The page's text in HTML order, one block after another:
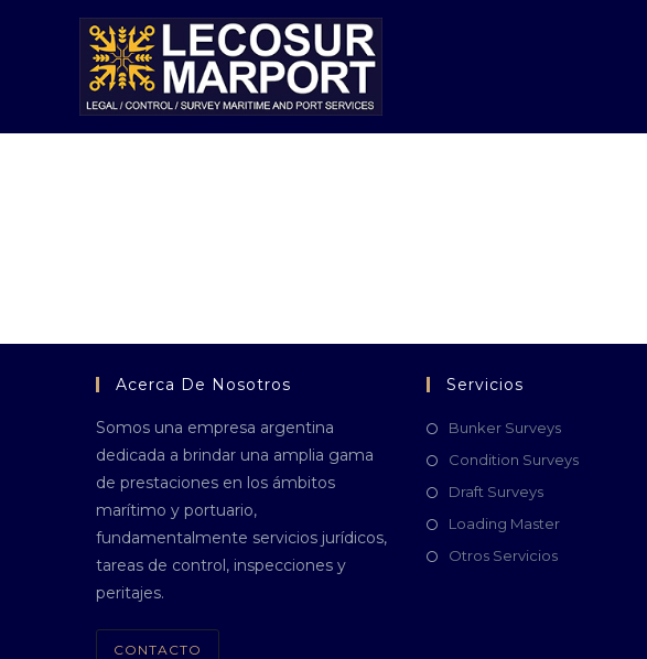
Acerca De Nosotros
Somos una empresa argentina
dedicada a brindar una amplia gama
de prestaciones en los ámbitos
marítimo y portuario,
fundamentalmente servicios jurídicos,
tareas de control, inspecciones y
peritajes.
CONTACTO
Servicios
Bunker Surveys
Condition Surveys
Draft Surveys
Loading Master
Otros Servicios